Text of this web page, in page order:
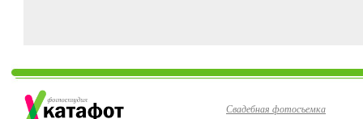
Свадебная фотосъемка